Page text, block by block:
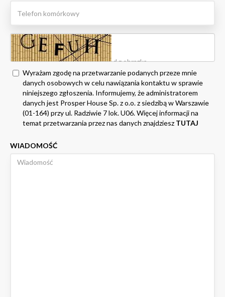
Wyrażam zgodę na przetwarzanie podanych przeze mnie
danych osobowych w celu nawiązania kontaktu w sprawie
niniejszego zgłoszenia. Informujemy, że administratorem
danych jest Prosper House Sp. z o.o. z siedzibą w Warszawie
(01-164) przy ul. Radziwie 7 lok. U06. Więcej informacji na
temat przetwarzania przez nas danych znajdziesz TUTAJ
WIADOMOŚĆ